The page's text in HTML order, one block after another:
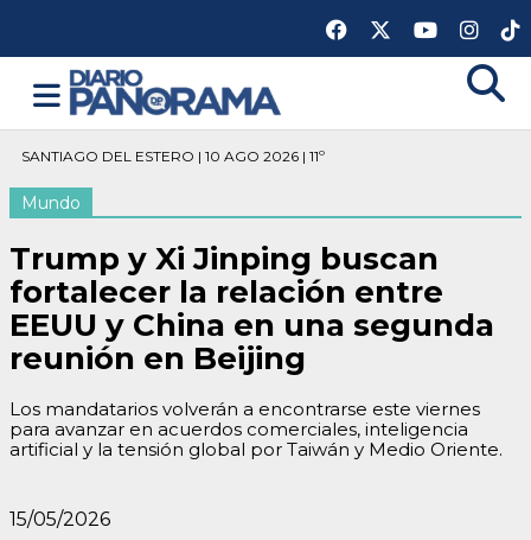
SANTIAGO DEL ESTERO | 10 AGO 2026 | 11º
Mundo
Trump y Xi Jinping buscan
fortalecer la relación entre
EEUU y China en una segunda
reunión en Beijing
Los mandatarios volverán a encontrarse este viernes
para avanzar en acuerdos comerciales, inteligencia
artificial y la tensión global por Taiwán y Medio Oriente.
15/05/2026